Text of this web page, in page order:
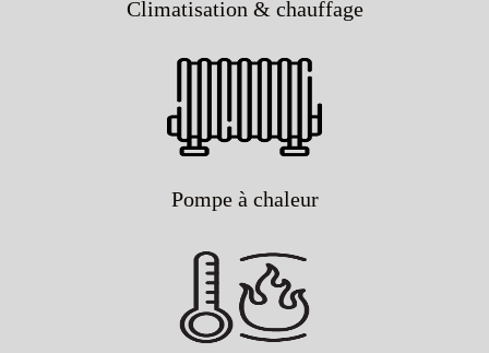
Climatisation & chauffage
Pompe à chaleur